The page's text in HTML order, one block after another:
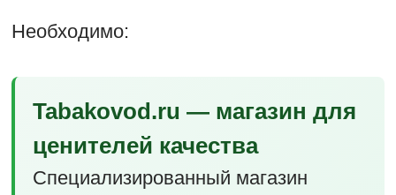
Необходимо:
Tabakovod.ru — магазин для
ценителей качества
Специализированный магазин